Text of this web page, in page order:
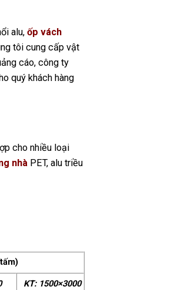
alu, ốp vách
tôi cung cấp vật
cáo, công ty
quý khách hàng
cho nhiều loại
nhàPET, alu triều
KT: 1500×3000